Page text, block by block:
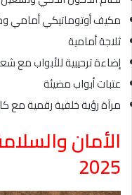
مكيف أوتوماتيكي أمامي
ثلاجة أمامية
إضاءة ترحيبية للأبواب مع
عتبات أبواب مضيئة
مرآة رؤية خلفية رقمية مع
الأمان
2025